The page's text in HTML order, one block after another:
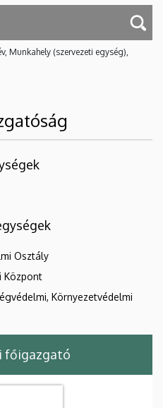
Munkahely (szervezeti egység),
Osztály
Központ
Környezetvédelmi
főigazgató